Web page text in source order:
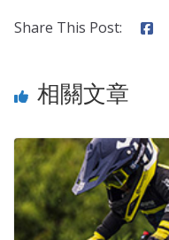
Share This Post:
相關文章